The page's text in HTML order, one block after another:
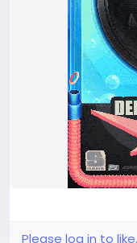
Please log in to